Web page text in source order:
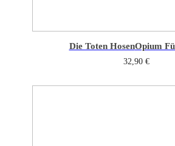
Die Toten HosenOpium
32,90 €